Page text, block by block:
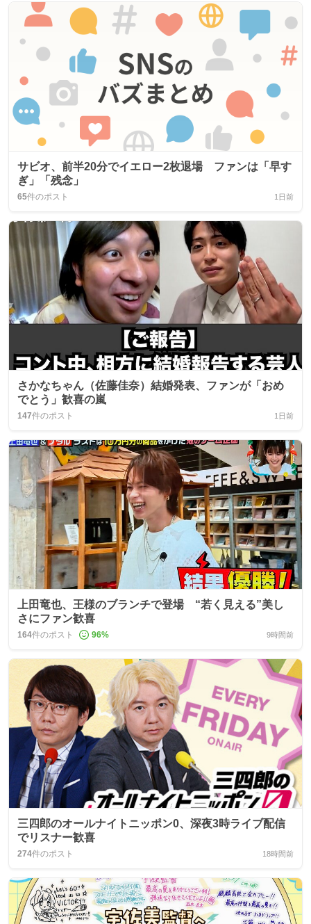
サビオ、前半20分でイエロー2枚退場 ファンは「早す
ぎ」「残念」
65件のポスト 1日前
さかなちゃん（佐藤佳奈）結婚発表、ファンが「おめ
でとう」歓喜の嵐
147件のポスト 1日前
上田竜也、王様のブランチで登場 “若く見える”美し
さにファン歓喜
164件のポスト 96% 9時間前
三四郎のオールナイトニッポン0、深夜3時ライブ配信
でリスナー歓喜
274件のポスト 18時間前